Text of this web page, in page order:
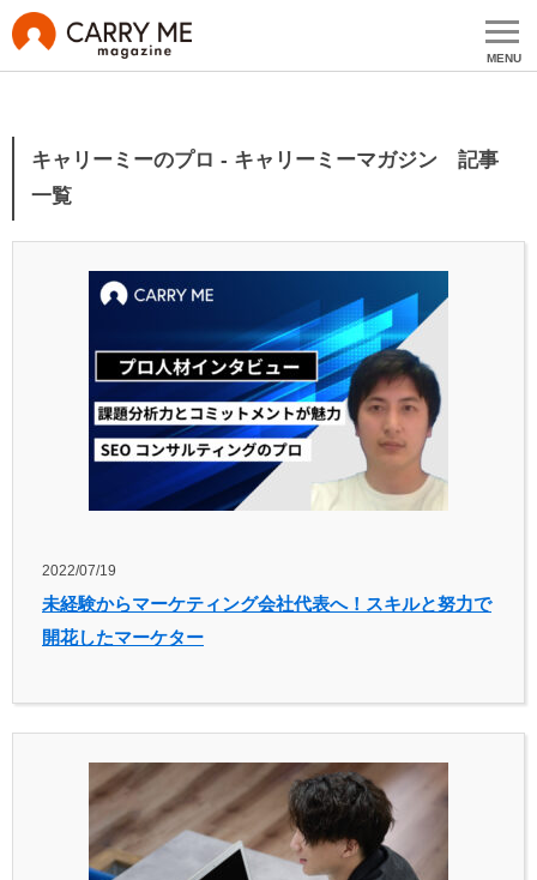
MENU
キャリーミーのプロ - キャリーミーマガジン 記事
一覧
2022/07/19
未経験からマーケティング会社代表へ！スキルと努力で
開花したマーケター